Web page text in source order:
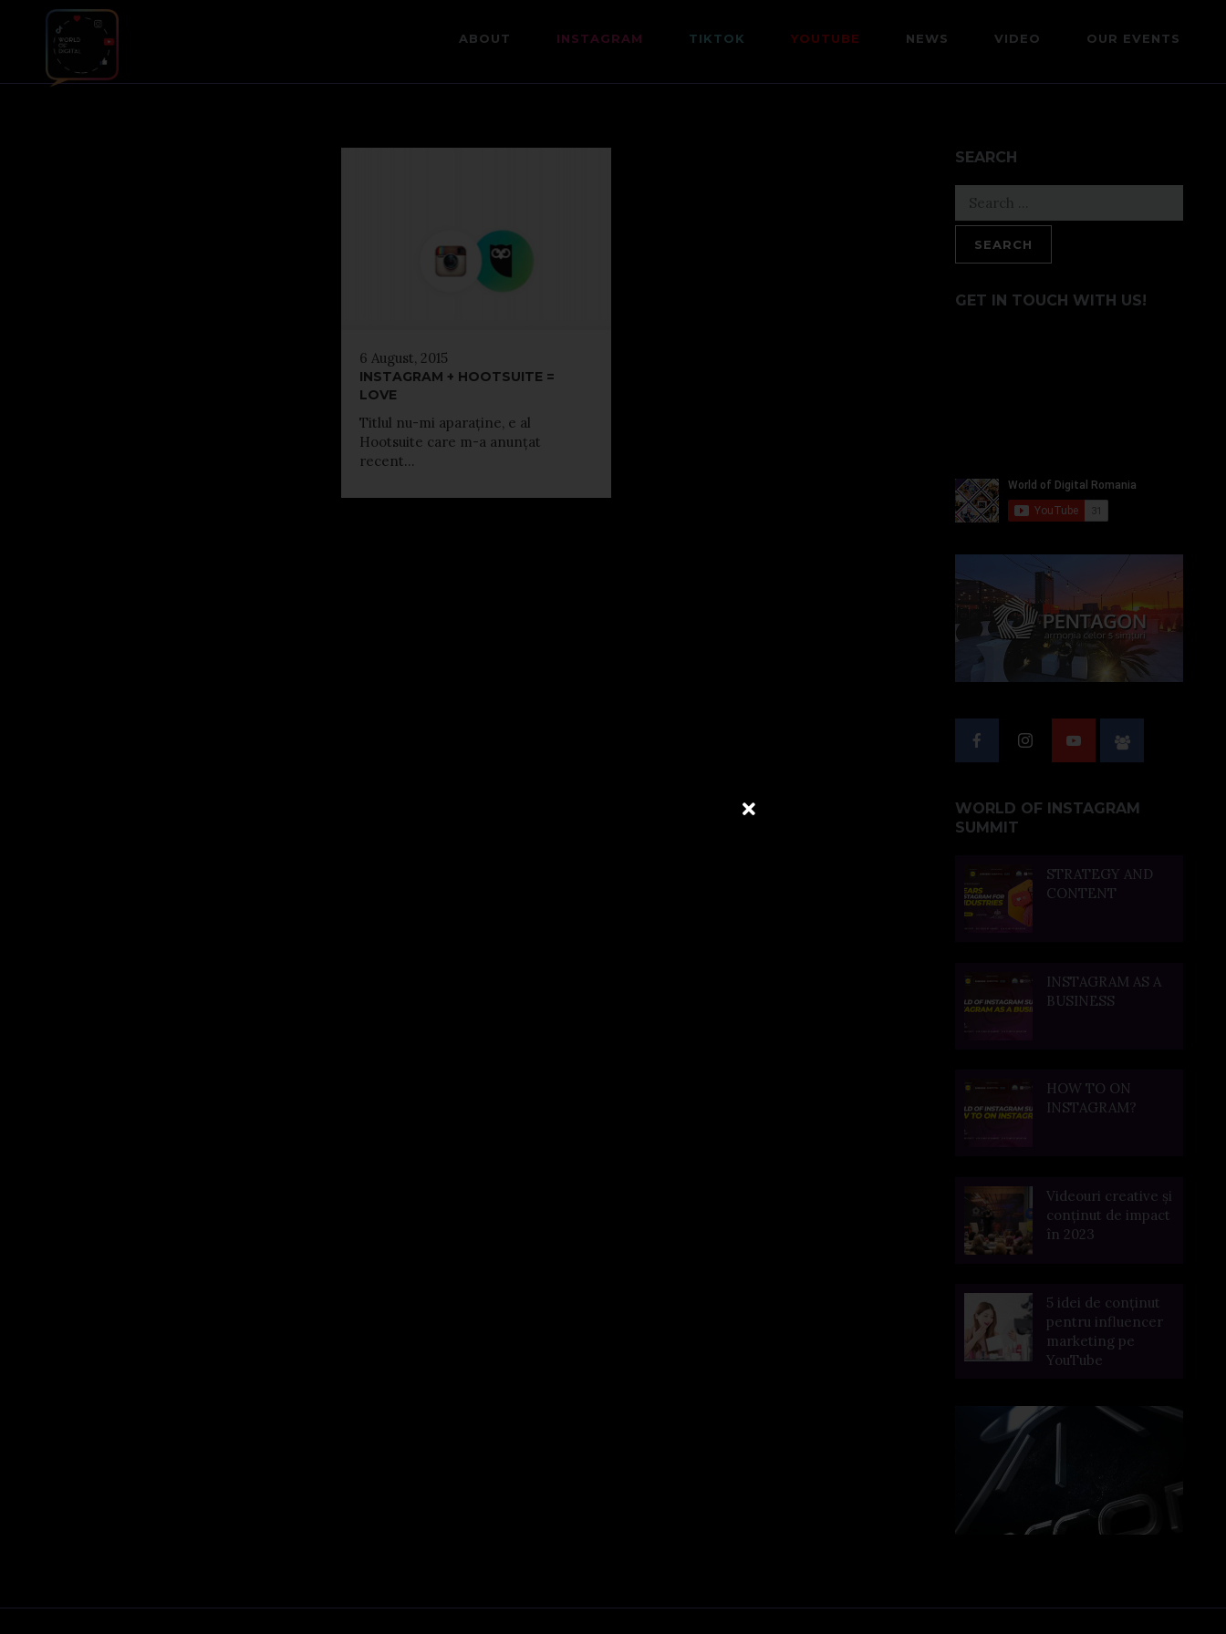
ABOUT INSTAGRAM TIKTOK YOUTUBE NEWS VIDEO OUR EVENTS
6 August, 2015
INSTAGRAM + HOOTSUITE =
LOVE
Titlul nu-mi aparaține, e al
Hootsuite care m-a anunțat
recent...
SEARCH
Search
for:
GET IN TOUCH WITH US!
WORLD OF INSTAGRAM
SUMMIT
STRATEGY AND
CONTENT
INSTAGRAM AS A
BUSINESS
HOW TO ON
INSTAGRAM?
Videouri creative și
conținut de impact
în 2023
5 idei de conținut
pentru influencer
marketing pe
YouTube